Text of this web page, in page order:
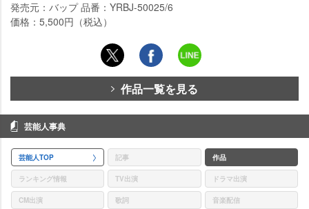
発売元：バップ 品番：YRBJ-50025/6
価格：5,500円（税込）
作品一覧を見る
芸能人事典
芸能人TOP 記事 作品
ランキング情報 TV出演 ドラマ出演
CM出演 歌詞 音楽配信